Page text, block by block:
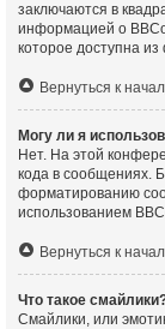
заключаются в
информацией о
которое доступна
Вернуться к
Могу ли я
Нет. На этой
кода в сообщениях.
форматированию
использованием
Вернуться к
Что такое
Смайлики, или